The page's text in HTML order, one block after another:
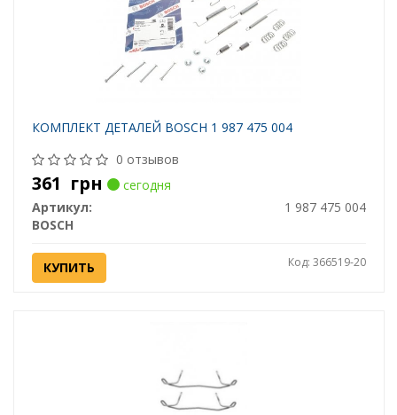
КОМПЛЕКТ ДЕТАЛЕЙ BOSCH 1 987 475 004
0 отзывов
361 грн
сегодня
Артикул:
1 987 475 004
BOSCH
КУПИТЬ Код: 366519-20